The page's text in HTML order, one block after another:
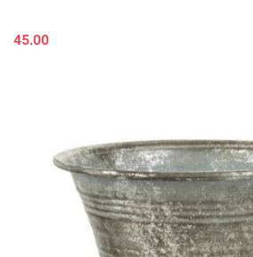
45.00